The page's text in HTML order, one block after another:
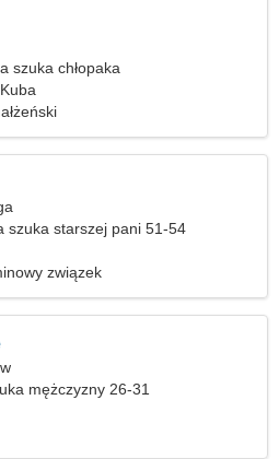
szuka chłopaka
szuka starszej pani 51-54
związek
mężczyzny 26-31